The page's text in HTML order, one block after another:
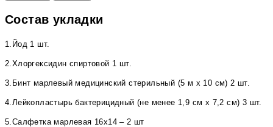
Состав укладки
1.Йод 1 шт.
2.Хлоргексидин спиртовой 1 шт.
3.Бинт марлевый медицинский стерильный (5 м х 10 см) 2 шт.
4.Лейкопластырь бактерицидный (не менее 1,9 см х 7,2 см) 3 шт.
5.Салфетка марлевая 16х14 – 2 шт